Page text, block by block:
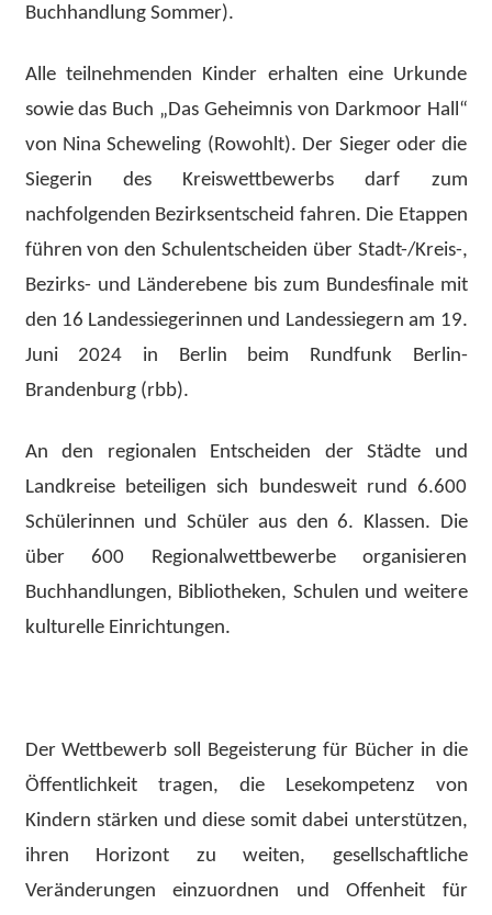
Buchhandlung Sommer).
Alle teilnehmenden Kinder erhalten eine Urkunde
sowie das Buch „Das Geheimnis von Darkmoor Hall“
von Nina Scheweling (Rowohlt). Der Sieger oder die
Siegerin des Kreiswettbewerbs darf zum
nachfolgenden Bezirksentscheid fahren. Die Etappen
führen von den Schulentscheiden über Stadt-/Kreis-,
Bezirks- und Länderebene bis zum Bundesfinale mit
den 16 Landessiegerinnen und Landessiegern am 19.
Juni 2024 in Berlin beim Rundfunk Berlin-
Brandenburg (rbb).
An den regionalen Entscheiden der Städte und
Landkreise beteiligen sich bundesweit rund 6.600
Schülerinnen und Schüler aus den 6. Klassen. Die
über 600 Regionalwettbewerbe organisieren
Buchhandlungen, Bibliotheken, Schulen und weitere
kulturelle Einrichtungen.
Der Wettbewerb soll Begeisterung für Bücher in die
Öffentlichkeit tragen, die Lesekompetenz von
Kindern stärken und diese somit dabei unterstützen,
ihren Horizont zu weiten, gesellschaftliche
Veränderungen einzuordnen und Offenheit für